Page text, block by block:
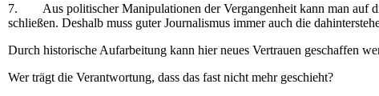
7. Aus politischer Manipulationen der Vergangenheit kann man auf
schließen. Deshalb muss guter Journalismus immer auch die
Durch historische Aufarbeitung kann hier neues Vertrauen geschaffen
Wer trägt die Verantwortung, dass das fast nicht mehr geschieht?